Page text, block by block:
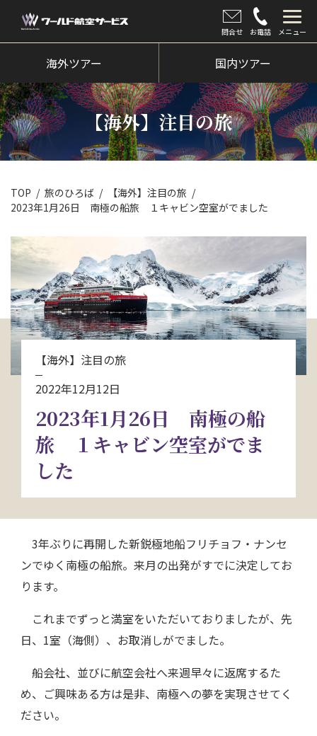
問合せ お電話 メニュー
海外ツアー
国内ツアー
クルーズツアー
ツアー催行状況
旅のひろば
イベント
新着情報
会社情報
お問い合わせ
電話にてお問い合わせ
海外ツアー 国内ツアー
【海外】注目の旅
TOP 旅のひろば
【海外】注目の旅
2023年1月26日 南極の船旅 １キャビン空室がでました
【海外】注目の旅
2022年12月12日
2023年1月26日 南極の船
旅 １キャビン空室がでま
した
3年ぶりに再開した新鋭極地船フリチョフ・ナンセ
ンでゆく南極の船旅。来月の出発がすでに決定してお
ります。
これまでずっと満室をいただいておりましたが、先
日、1室（海側）、お取消しがでました。
船会社、並びに航空会社へ来週早々に返席するた
め、ご興味ある方は是非、南極への夢を実現させてく
ださい。